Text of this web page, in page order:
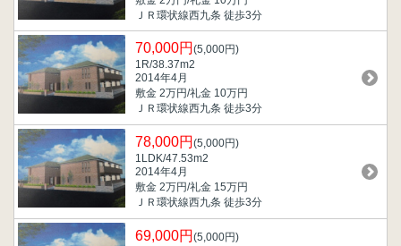
ＪＲ環状線西九条 徒歩3分
70,000円 (5,000円)
1R/38.37m2
2014年4月
敷金 2万円/礼金 10万円
ＪＲ環状線西九条 徒歩3分
78,000円 (5,000円)
1LDK/47.53m2
2014年4月
敷金 2万円/礼金 15万円
ＪＲ環状線西九条 徒歩3分
69,000円 (5,000円)